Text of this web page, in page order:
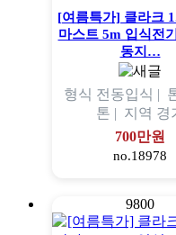
[여름특가] 클라크
마스트 5m 입식전
동지…
형식 전동입식 |
톤 | 지역 경
700만원
no.18978
9800